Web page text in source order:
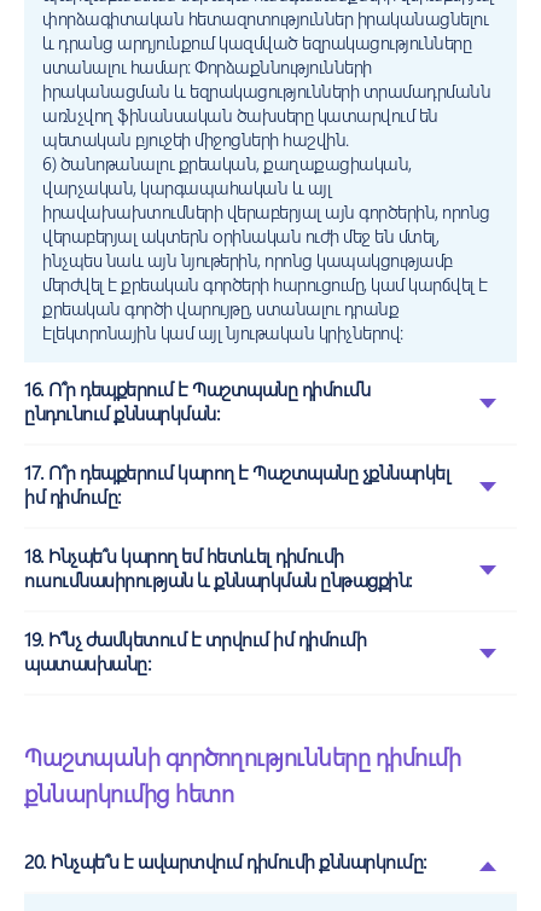
փորձագիտական հետազոտություններ իրականացնելու
և դրանց արդյունքում կազմված եզրակացությունները
ստանալու համար: Փորձաքննությունների
իրականացման և եզրակացությունների տրամադրմանն
առնչվող ֆինանսական ծախսերը կատարվում են
պետական բյուջեի միջոցների հաշվին.
6) ծանոթանալու քրեական, քաղաքացիական,
վարչական, կարգապահական և այլ
իրավախախտումների վերաբերյալ այն գործերին, որոնց
վերաբերյալ ակտերն օրինական ուժի մեջ են մտել,
ինչպես նաև այն նյութերին, որոնց կապակցությամբ
մերժվել է քրեական գործերի հարուցումը, կամ կարճվել է
քրեական գործի վարույթը, ստանալու դրանք
էլեկտրոնային կամ այլ նյութական կրիչներով:
16. Ո՞ր դեպքերում է Պաշտպանը դիմումն
ընդունում քննարկման:
17. Ո՞ր դեպքերում կարող է Պաշտպանը չքննարկել
իմ դիմումը:
18. Ինչպե՞ս կարող եմ հետևել դիմումի
ուսումնասիրության և քննարկման ընթացքին:
19. Ի՞նչ ժամկետում է տրվում իմ դիմումի
պատասխանը:
Պաշտպանի գործողությունները դիմումի
քննարկումից հետո
20. Ինչպե՞ս է ավարտվում դիմումի քննարկումը: